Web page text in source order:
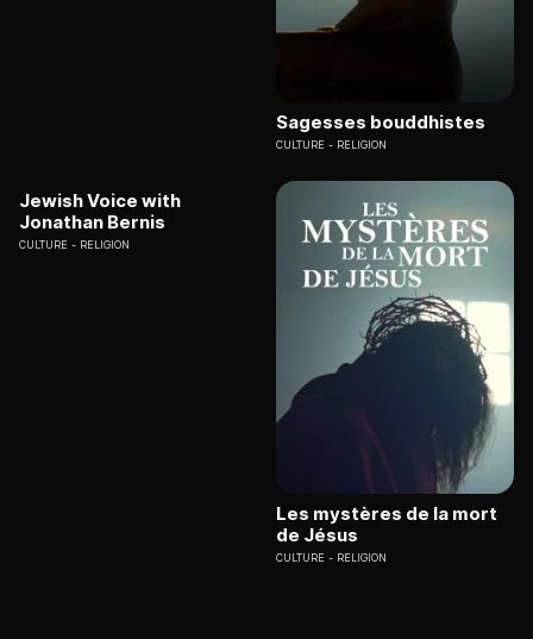
Sagesses bouddhistes
CULTURE RELIGION
Jewish Voice with
Jonathan Bernis
CULTURE RELIGION
Les mystères de la mort
de Jésus
CULTURE RELIGION